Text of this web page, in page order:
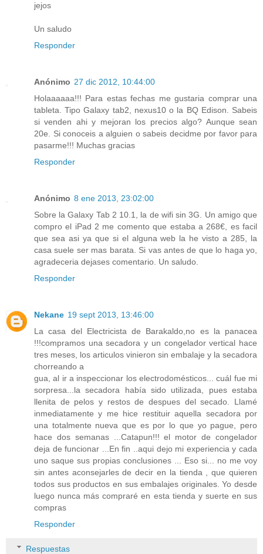
jejos
Un saludo
Responder
Anónimo 27 dic 2012, 10:44:00
Holaaaaaa!!! Para estas fechas me gustaria comprar una
tableta. Tipo Galaxy tab2, nexus10 o la BQ Edison. Sabeis
si venden ahi y mejoran los precios algo? Aunque sean
20e. Si conoceis a alguien o sabeis decidme por favor para
pasarme!!! Muchas gracias
Responder
Anónimo 8 ene 2013, 23:02:00
Sobre la Galaxy Tab 2 10.1, la de wifi sin 3G. Un amigo que
compro el iPad 2 me comento que estaba a 268€, es facil
que sea asi ya que si el alguna web la he visto a 285, la
casa suele ser mas barata. Si vas antes de que lo haga yo,
agradeceria dejases comentario. Un saludo.
Responder
Nekane 19 sept 2013, 13:46:00
La casa del Electricista de Barakaldo,no es la panacea
!!!compramos una secadora y un congelador vertical hace
tres meses, los articulos vinieron sin embalaje y la secadora
chorreando a
gua, al ir a inspeccionar los electrodomésticos... cuál fue mi
sorpresa...la secadora había sido utilizada, pues estaba
llenita de pelos y restos de despues del secado. Llamé
inmediatamente y me hice restituir aquella secadora por
una totalmente nueva que es por lo que yo pague, pero
hace dos semanas ...Catapun!!! el motor de congelador
deja de funcionar ...En fin ..aqui dejo mi experiencia y cada
uno saque sus propias conclusiones ... Eso si... no me voy
sin antes aconsejarles de decir en la tienda , que quieren
todos sus productos en sus embalajes originales. Yo desde
luego nunca más compraré en esta tienda y suerte en sus
compras
Responder
Respuestas